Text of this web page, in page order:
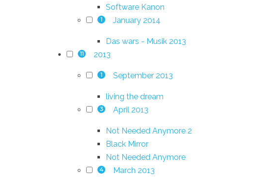
Software Kanon
1 January 2014
Das wars - Musik 2013
11 2013
1 September 2013
living the dream
3 April 2013
Not Needed Anymore 2
Black Mirror
Not Needed Anymore
4 March 2013